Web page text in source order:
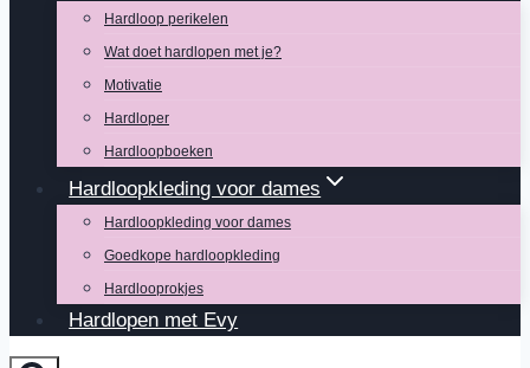
Hardloop perikelen
Wat doet hardlopen met je?
Motivatie
Hardloper
Hardloopboeken
Hardloopkleding voor dames
Hardloopkleding voor dames
Goedkope hardloopkleding
Hardlooprokjes
Hardlopen met Evy